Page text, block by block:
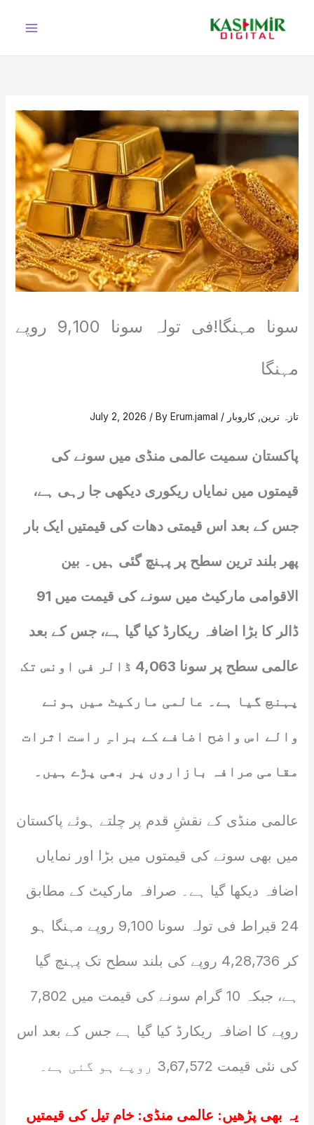
سونا مہنگا!فی تولہ سونا 9,100 روپے
مہنگا
تازہ ترین کاروبار /
July 2, 2026 / ByErum.jamal
پاکستان سمیت عالمی منڈی میں سونے کی
قیمتوں میں نمایاں ریکوری دیکھی جا رہی ہے،
جس کے بعد اس قیمتی دھات کی قیمتیں ایک بار
پھر بلند ترین سطح پر پہنچ گئی ہیں۔ بین
الاقوامی مارکیٹ میں سونے کی قیمت میں 91
ڈالر کا بڑا اضافہ ریکارڈ کیا گیا ہے، جس کے بعد
عالمی سطح پر سونا 4,063 ڈالر فی اونس تک
پہنچ گیا ہے۔ عالمی مارکیٹ میں ہونے
والے اس واضح اضافے کے براہِ راست اثرات
مقامی صرافہ بازاروں پر بھی پڑے ہیں۔
عالمی منڈی کے نقشِ قدم پر چلتے ہوئے پاکستان
میں بھی سونے کی قیمتوں میں بڑا اور نمایاں
اضافہ دیکھا گیا ہے۔ صرافہ مارکیٹ کے مطابق
24 قیراط فی تولہ سونا 9,100 روپے مہنگا ہو
کر 4,28,736 روپے کی بلند سطح تک پہنچ گیا
ہے، جبکہ 10 گرام سونے کی قیمت میں 7,802
روپے کا اضافہ ریکارڈ کیا گیا ہے جس کے بعد اس
کی نئی قیمت 3,67,572 روپے ہو گئی ہے۔
یہ بھی پڑھیں: عالمی منڈی: خام تیل کی قیمتیں